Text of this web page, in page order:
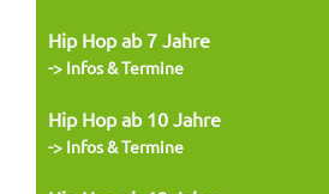
Hip Hop ab 7 Jahre
-> Infos & Termine
Hip Hop ab 10 Jahre
-> Infos & Termine